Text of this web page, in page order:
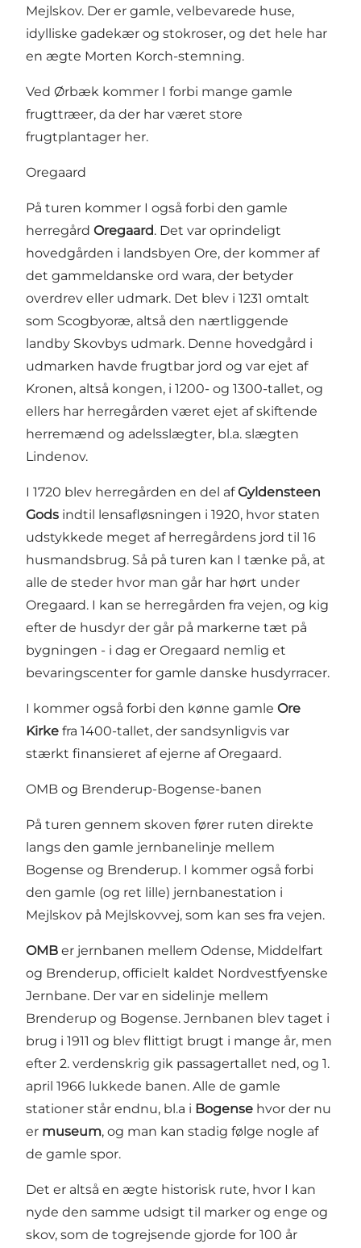
Mejlskov. Der er gamle, velbevarede huse,
idylliske gadekær og stokroser, og det hele har
en ægte Morten Korch-stemning.
Ved Ørbæk kommer I forbi mange gamle
frugttræer, da der har været store
frugtplantager her.
Oregaard
På turen kommer I også forbi den gamle
herregård Oregaard. Det var oprindeligt
hovedgården i landsbyen Ore, der kommer af
det gammeldanske ord wara, der betyder
overdrev eller udmark. Det blev i 1231 omtalt
som Scogbyoræ, altså den nærtliggende
landby Skovbys udmark. Denne hovedgård i
udmarken havde frugtbar jord og var ejet af
Kronen, altså kongen, i 1200- og 1300-tallet, og
ellers har herregården været ejet af skiftende
herremænd og adelsslægter, bl.a. slægten
Lindenov.
I 1720 blev herregården en del afGyldensteen
Gods indtil lensafløsningen i 1920, hvor staten
udstykkede meget af herregårdens jord til 16
husmandsbrug. Så på turen kan I tænke på, at
alle de steder hvor man går har hørt under
Oregaard. I kan se herregården fra vejen, og kig
efter de husdyr der går på markerne tæt på
bygningen - i dag er Oregaard nemlig et
bevaringscenter for gamle danske husdyrracer.
I kommer også forbi den kønne gamle Ore
Kirke fra 1400-tallet, der sandsynligvis var
stærkt finansieret af ejerne af Oregaard.
OMB og Brenderup-Bogense-banen
På turen gennem skoven fører ruten direkte
langs den gamle jernbanelinje mellem
Bogense og Brenderup. I kommer også forbi
den gamle (og ret lille) jernbanestation i
Mejlskov på Mejlskovvej, som kan ses fra vejen.
OMB er jernbanen mellem Odense, Middelfart
og Brenderup, officielt kaldet Nordvestfyenske
Jernbane. Der var en sidelinje mellem
Brenderup og Bogense. Jernbanen blev taget i
brug i 1911 og blev flittigt brugt i mange år, men
efter 2. verdenskrig gik passagertallet ned, og 1.
april 1966 lukkede banen. Alle de gamle
stationer står endnu, bl.a i Bogense hvor der nu
er museum, og man kan stadig følge nogle af
de gamle spor.
Det er altså en ægte historisk rute, hvor I kan
nyde den samme udsigt til marker og enge og
skov, som de togrejsende gjorde for 100 år